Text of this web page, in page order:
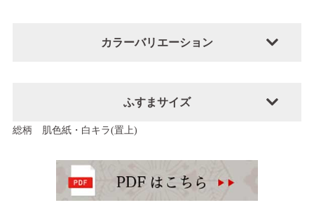
カラーバリエーション
ふすまサイズ
総柄 肌色紙・白キラ(置上)